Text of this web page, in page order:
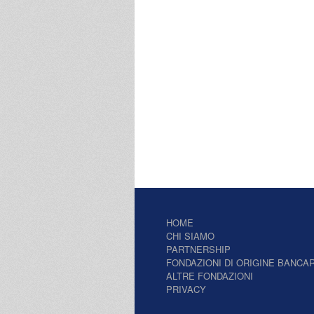
HOME
CHI SIAMO
PARTNERSHIP
FONDAZIONI DI ORIGINE
ALTRE FONDAZIONI
PRIVACY